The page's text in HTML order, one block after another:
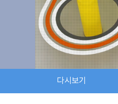
다시보기